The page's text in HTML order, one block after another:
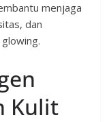
menjaga
dan
Kulit